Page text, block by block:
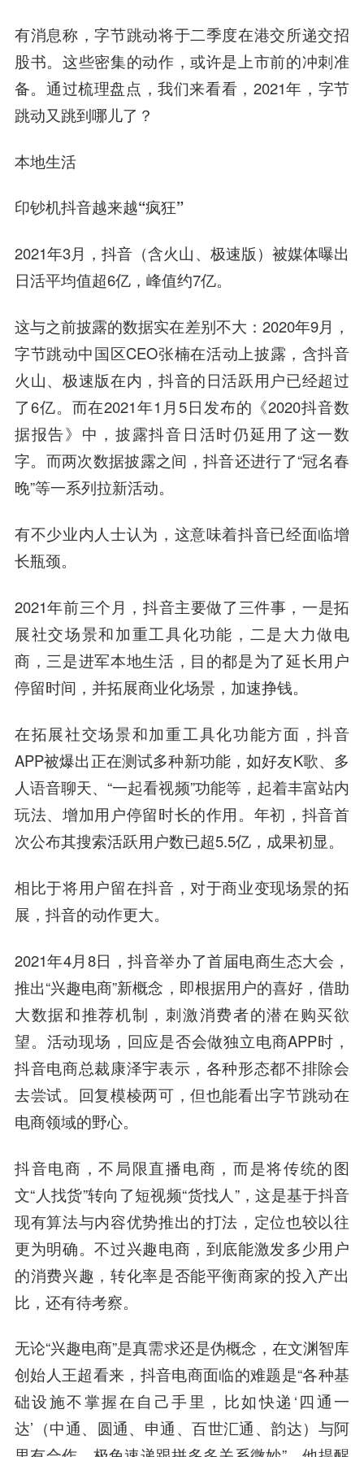
有消息称，字节跳动将于二季度在港交所递交招
股书。这些密集的动作，或许是上市前的冲刺准
备。通过梳理盘点，我们来看看，2021年，字节
跳动又跳到哪儿了？
本地生活
印钞机抖音越来越“疯狂”
2021年3月，抖音（含火山、极速版）被媒体曝出
日活平均值超6亿，峰值约7亿。
这与之前披露的数据实在差别不大：2020年9月，
字节跳动中国区CEO张楠在活动上披露，含抖音
火山、极速版在内，抖音的日活跃用户已经超过
了6亿。而在2021年1月5日发布的《2020抖音数
据报告》中，披露抖音日活时仍延用了这一数
字。而两次数据披露之间，抖音还进行了“冠名春
晚”等一系列拉新活动。
有不少业内人士认为，这意味着抖音已经面临增
长瓶颈。
2021年前三个月，抖音主要做了三件事，一是拓
展社交场景和加重工具化功能，二是大力做电
商，三是进军本地生活，目的都是为了延长用户
停留时间，并拓展商业化场景，加速挣钱。
在拓展社交场景和加重工具化功能方面，抖音
APP被爆出正在测试多种新功能，如好友K歌、多
人语音聊天、“一起看视频”功能等，起着丰富站内
玩法、增加用户停留时长的作用。年初，抖音首
次公布其搜索活跃用户数已超5.5亿，成果初显。
相比于将用户留在抖音，对于商业变现场景的拓
展，抖音的动作更大。
2021年4月8日，抖音举办了首届电商生态大会，
推出“兴趣电商”新概念，即根据用户的喜好，借助
大数据和推荐机制，刺激消费者的潜在购买欲
望。活动现场，回应是否会做独立电商APP时，
抖音电商总裁康泽宇表示，各种形态都不排除会
去尝试。回复模棱两可，但也能看出字节跳动在
电商领域的野心。
抖音电商，不局限直播电商，而是将传统的图
文“人找货”转向了短视频“货找人”，这是基于抖音
现有算法与内容优势推出的打法，定位也较以往
更为明确。不过兴趣电商，到底能激发多少用户
的消费兴趣，转化率是否能平衡商家的投入产出
比，还有待考察。
无论“兴趣电商”是真需求还是伪概念，在文渊智库
创始人王超看来，抖音电商面临的难题是“各种基
础设施不掌握在自己手里，比如快递‘四通一
达’（中通、圆通、申通、百世汇通、韵达）与阿